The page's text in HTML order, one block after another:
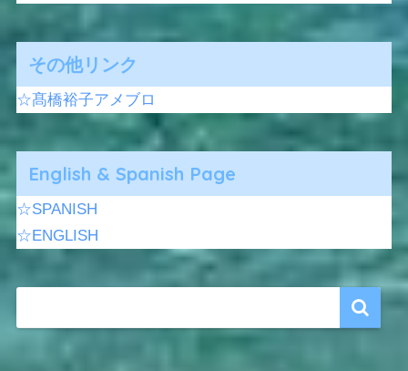
その他リンク
☆髙橋裕子アメブロ
English & Spanish Page
☆SPANISH
☆ENGLISH